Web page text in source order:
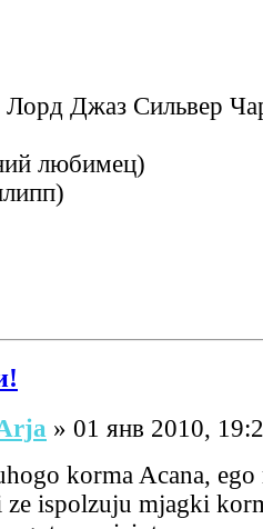
Лорд Джаз Сильвер
любимец)
» 01 янв 2010,
korma Acana,
ispolzuju mjagki